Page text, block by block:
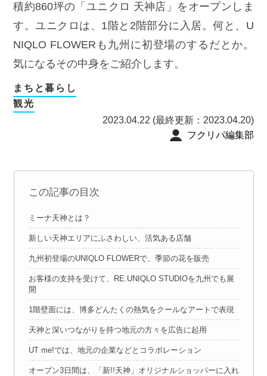
積約860坪の「ユニクロ 天神店」をオープンしま
す。ユニクロは、1階と2階部分に入居。何と、U
NIQLO FLOWERも九州に初登場のするだとか。
気になるその中身をご紹介します。
まちと暮らし
観光
2023.04.22 (最終更新：2023.04.20)
フクリパ編集部
この記事の目次
ミーナ天神とは？
新しい天神エリアにふさわしい、活気ある店舗
九州初登場のUNIQLO FLOWERで、季節の花を販売
お客様の支持を受けて、RE.UNIQLO STUDIOを九州でも展
開
1階壁面には、博多どんたくの熱気をクールなアートで表現
天神と深いつながりを持つ地元の方々を広告に起用
UT me!では、地元の企業などとコラボレーション
オープン3日間は、「新!!天神」オリジナルショッパーに入れ